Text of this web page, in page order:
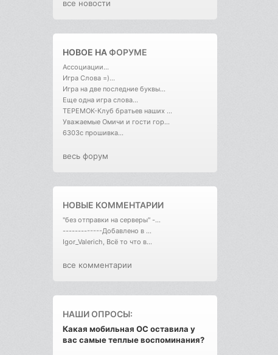
все новости
НОВОЕ НАФОРУМЕ
Ассоциации...
Игра Слова =)...
Игра на две последние буквы...
Еще одна игра слова...
ТЕРЕМОК-Клуб братьев наших ...
Уважаемые Омичи и гости гор...
6303с прошивка...
весь форум
НОВЫЕ КОММЕНТАРИИ
"без отправки на серверы" -...
-------------Добавлено в ...
Igor_Valerich, Всё то что в...
все комментарии
НАШИ ОПРОСЫ:
Какая мобильная ОС оставила у
вас самые теплые воспоминания?